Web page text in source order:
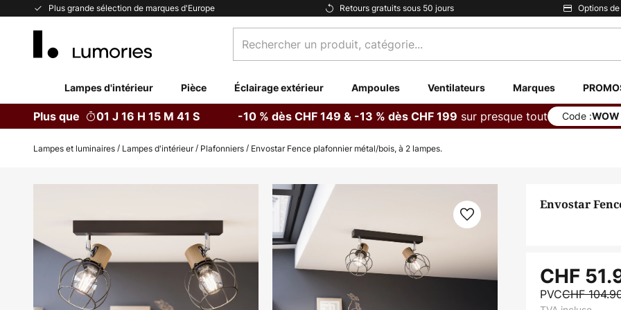
Plus grande sélection de marques d'Europe Retours gratuits sous 50 jours Options
Allez
un
catégorie...
Lampes d'intérieur Pièce Éclairage extérieur Ampoules Ventilateurs Marques
Plus que 01 J 16 H 15 M 40 S -10 % dès CHF 149 & -13 % dès CHF 199 sur presque tout Code :WOW
Lampes et luminaires Lampes d'intérieur Plafonniers Envostar Fence plafonnier métal/bois, à 2 lampes.
end
images
Envostar
CHF
PVCCHF